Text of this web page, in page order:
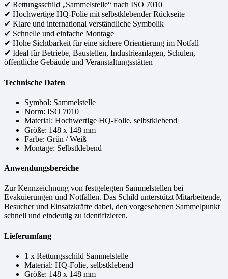
✔ Rettungsschild „Sammelstelle“ nach ISO 7010
✔ Hochwertige HQ-Folie mit selbstklebender Rückseite
✔ Klare und international verständliche Symbolik
✔ Schnelle und einfache Montage
✔ Hohe Sichtbarkeit für eine sichere Orientierung im Notfall
✔ Ideal für Betriebe, Baustellen, Industrieanlagen, Schulen,
öffentliche Gebäude und Veranstaltungsstätten
Technische Daten
Symbol: Sammelstelle
Norm: ISO 7010
Material: Hochwertige HQ-Folie, selbstklebend
Größe: 148 x 148 mm
Farbe: Grün / Weiß
Montage: Selbstklebend
Anwendungsbereiche
Zur Kennzeichnung von festgelegten Sammelstellen bei
Evakuierungen und Notfällen. Das Schild unterstützt Mitarbeitende,
Besucher und Einsatzkräfte dabei, den vorgesehenen Sammelpunkt
schnell und eindeutig zu identifizieren.
Lieferumfang
1 x Rettungsschild Sammelstelle
Material: HQ-Folie, selbstklebend
Größe: 148 x 148 mm